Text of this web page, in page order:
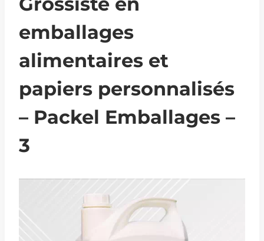
emballages
alimentaires et
papiers personnalisés
– Packel Emballages –
3